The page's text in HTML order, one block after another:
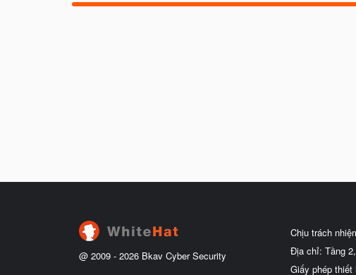
@ 2009 - 2026 Bkav Cyber Security
Chịu trách
Địa chỉ: Tầng
Giấy phép thiết